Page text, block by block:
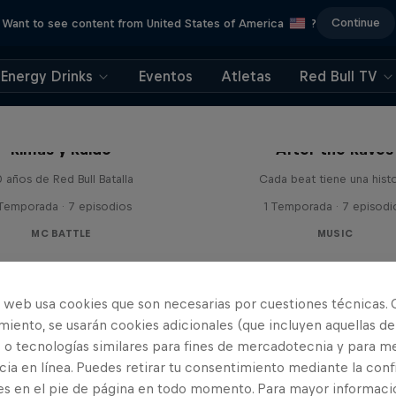
Want to see content from United States of America ? Continue
Energy Drinks Eventos Atletas Red Bull TV
Rimas y Ruido
años de Red Bull Batalla
· 7 episodios
MC BATTLE
After the Raves
Cada beat tiene una
1 Temporada · 7
MUSIC
web usa cookies que son necesarias por cuestiones técnicas.
se usarán cookies adicionales (que incluyen aquellas de
tecnologías similares para fines de mercadotecnia y para
en línea. Puedes retirar tu consentimiento mediante la
en el pie de página en todo momento. Para mayor